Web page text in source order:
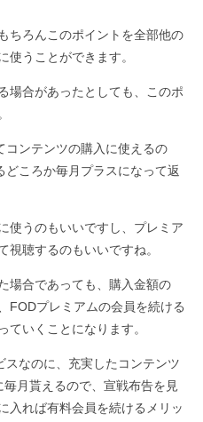
ちろんこのポイントを全部他の
使うことができます。
場合があったとしても、このポ
コンテンツの購入に使えるの
ころか毎月プラスになって返
使うのもいいですし、プレミア
視聴するのもいいですね。
場合であっても、購入金額の
FODプレミアムの会員を続ける
ていくことになります。
スなのに、充実したコンテンツ
月貰えるので、宣戦布告を見
入れば有料会員を続けるメリッ